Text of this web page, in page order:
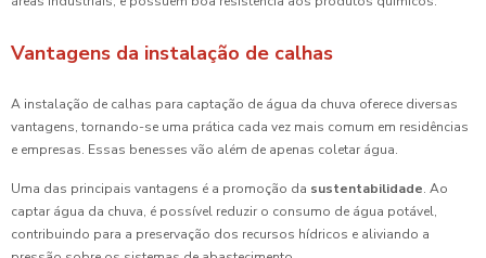
Vantagens da instalação de calhas
A instalação de calhas para captação de água da chuva oferece diversas
vantagens, tornando-se uma prática cada vez mais comum em residências
e empresas. Essas benesses vão além de apenas coletar água.
Uma das principais vantagens é a promoção da sustentabilidade. Ao
captar água da chuva, é possível reduzir o consumo de água potável,
contribuindo para a preservação dos recursos hídricos e aliviando a